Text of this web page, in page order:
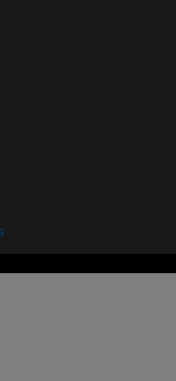
en nueva ventana)
en nueva ventana)